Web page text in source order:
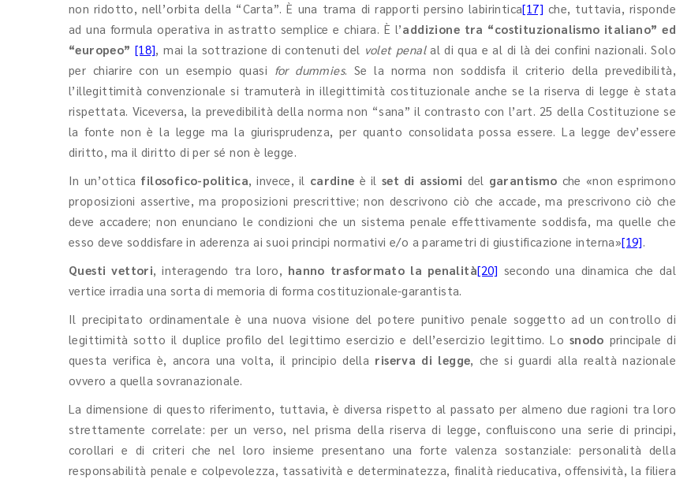
non ridotto, nell’orbita della “Carta”. È una trama di rapporti persino labirintica[17] che, tuttavia, risponde
ad una formula operativa in astratto semplice e chiara. È l’addizione tra “costituzionalismo italiano” ed
“europeo” [18], mai la sottrazione di contenuti del volet penalal di qua e al di là dei confini nazionali. Solo
per chiarire con un esempio quasi for dummies. Se la norma non soddisfa il criterio della prevedibilità,
l’illegittimità convenzionale si tramuterà in illegittimità costituzionale anche se la riserva di legge è stata
rispettata. Viceversa, la prevedibilità della norma non “sana” il contrasto con l’art. 25 della Costituzione se
la fonte non è la legge ma la giurisprudenza, per quanto consolidata possa essere. La legge dev’essere
diritto, ma il diritto di per sé non è legge.
In un’ottica filosofico-politica, invece, il cardine è il set di assiomi del garantismo che «non esprimono
proposizioni assertive, ma proposizioni prescrittive; non descrivono ciò che accade, ma prescrivono ciò che
deve accadere; non enunciano le condizioni che un sistema penale effettivamente soddisfa, ma quelle che
esso deve soddisfare in aderenza ai suoi principi normativi e/o a parametri di giustificazione interna»[19].
Questi vettori, interagendo tra loro, hanno trasformato la penalità[20] secondo una dinamica che dal
vertice irradia una sorta di memoria di forma costituzionale-garantista.
Il precipitato ordinamentale è una nuova visione del potere punitivo penale soggetto ad un controllo di
legittimità sotto il duplice profilo del legittimo esercizio e dell’esercizio legittimo. Lo snodo principale di
questa verifica è, ancora una volta, il principio della riserva di legge, che si guardi alla realtà nazionale
ovvero a quella sovranazionale.
La dimensione di questo riferimento, tuttavia, è diversa rispetto al passato per almeno due ragioni tra loro
strettamente correlate: per un verso, nel prisma della riserva di legge, confluiscono una serie di principi,
corollari e di criteri che nel loro insieme presentano una forte valenza sostanziale: personalità della
responsabilità penale e colpevolezza, tassatività e determinatezza, finalità rieducativa, offensività, la filiera